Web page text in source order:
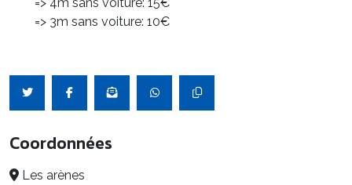
=> 3m sans voiture: 10€
Coordonnées
Les arènes